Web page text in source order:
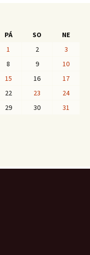
PÁ SO
NE
1
2
3
8 9
10
15 16
17
22 23
24
29 30 31